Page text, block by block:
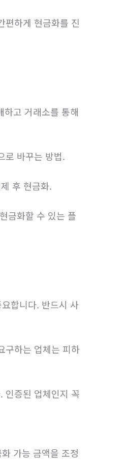
편하게 현금화를 진
고 거래소를 통해
로 바꾸는 방법.
후 현금화.
금화할 수 있는 플
합니다. 반드시 사
구하는 업체는 피하
인증된 업체인지 꼭
가능 금액을 조정